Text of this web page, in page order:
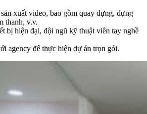
xuất video, bao gồm quay dựng, dựng
thanh, v.v.
bị hiện đại, đội ngũ kỹ thuật viên tay nghề
agency để thực hiện dự án trọn gói.